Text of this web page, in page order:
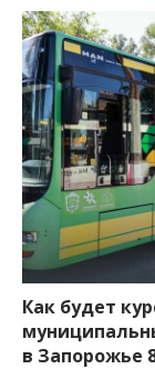
Как будет
в Запорожье